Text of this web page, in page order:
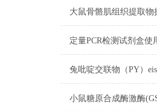
大鼠骨骼肌组织提取物